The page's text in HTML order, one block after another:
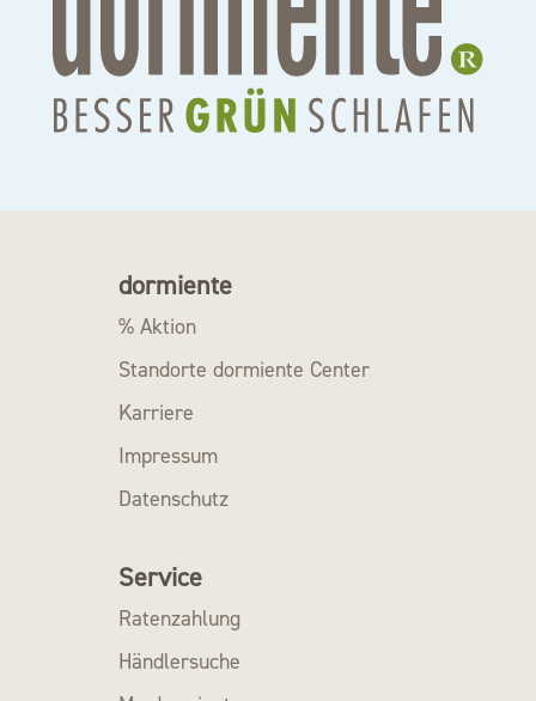
dormiente
% Aktion
Standorte dormiente Center
Karriere
Impressum
Datenschutz
Service
Ratenzahlung
Händlersuche